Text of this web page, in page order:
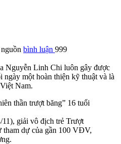
nguồn bình luận 999
Nguyễn Linh Chi luôn gây được
ngày một hoàn thiện kỹ thuật và là
Nam.
giải vô địch trẻ Trượt
tham dự của gần 100 VĐV,